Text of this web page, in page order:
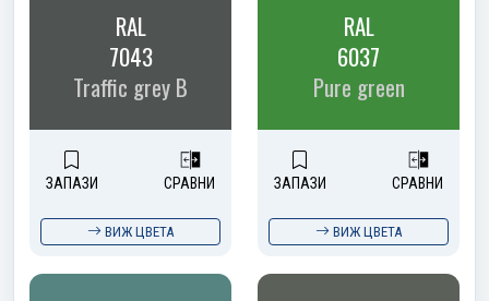
RAL
7043
Traffic grey B
ЗАПАЗИ СРАВНИ
ВИЖ ЦВЕТА
RAL
6037
Pure green
ЗАПАЗИ СРАВНИ
ВИЖ ЦВЕТА